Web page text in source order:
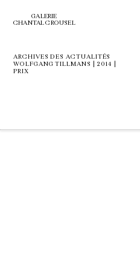
GALERIE
CHANTAL CROUSEL
ARCHIVES DES ACTUALITÉS
WOLFGANG TILLMANS | 2014 |
PRIX